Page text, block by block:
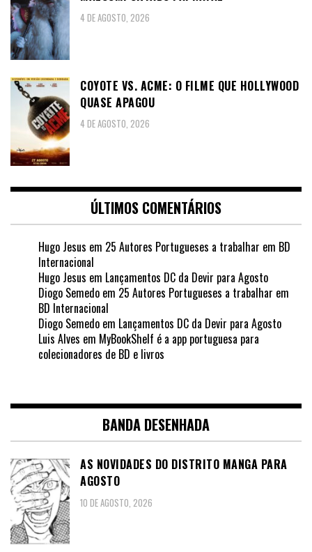
4 DE AGOSTO, 2026
COYOTE VS. ACME: O FILME QUE HOLLYWOOD
QUASE APAGOU
4 DE AGOSTO, 2026
ÚLTIMOS COMENTÁRIOS
Hugo Jesus em 25 Autores Portugueses a trabalhar em BD
Internacional
Hugo Jesus em Lançamentos DC da Devir para Agosto
Diogo Semedo em 25 Autores Portugueses a trabalhar em
BD Internacional
Diogo Semedo em Lançamentos DC da Devir para Agosto
Luis Alves em MyBookShelf é a app portuguesa para
colecionadores de BD e livros
BANDA DESENHADA
AS NOVIDADES DO DISTRITO MANGA PARA
AGOSTO
10 DE AGOSTO, 2026